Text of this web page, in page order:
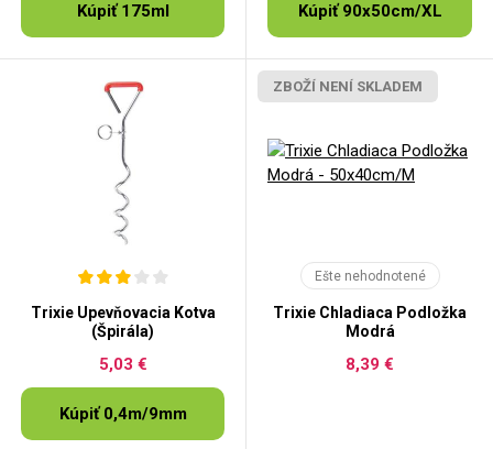
Kúpiť 175ml Kúpiť 90x50cm/XL
Trixie Upevňovacia Kotva
(Špirála)
5,03 €
Kúpiť 0,4m/9mm
ZBOŽÍ NENÍ SKLADEM
Ešte nehodnotené
Trixie Chladiaca Podložka
Modrá
8,39 €